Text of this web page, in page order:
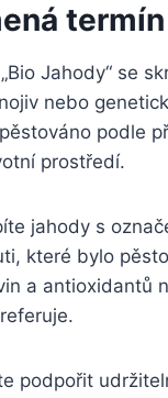
Jahody“ se
nebo
podle
prostředí.
jahody​ s
které ⁢bylo
a antioxidantů
podpořit